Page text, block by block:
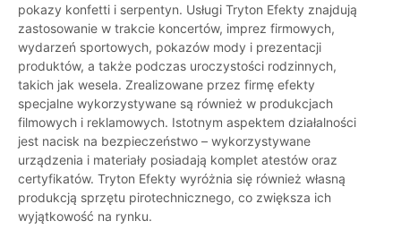
pokazy konfetti i serpentyn. Usługi Tryton Efekty znajdują
zastosowanie w trakcie koncertów, imprez firmowych,
wydarzeń sportowych, pokazów mody i prezentacji
produktów, a także podczas uroczystości rodzinnych,
takich jak wesela. Zrealizowane przez firmę efekty
specjalne wykorzystywane są również w produkcjach
filmowych i reklamowych. Istotnym aspektem działalności
jest nacisk na bezpieczeństwo – wykorzystywane
urządzenia i materiały posiadają komplet atestów oraz
certyfikatów. Tryton Efekty wyróżnia się również własną
produkcją sprzętu pirotechnicznego, co zwiększa ich
wyjątkowość na rynku.